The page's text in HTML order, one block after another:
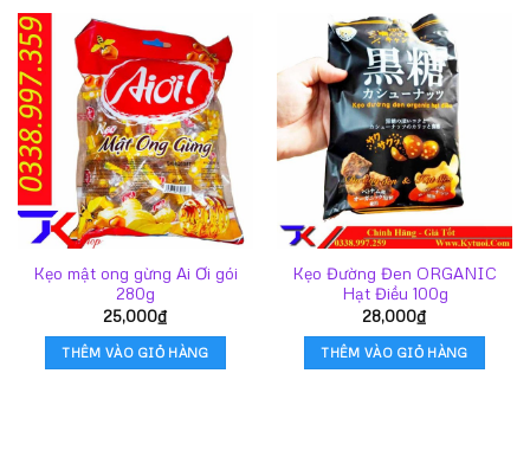
Kẹo mật ong gừng Ai Ơi gói
280g
25,000₫
THÊM VÀO GIỎ HÀNG
Kẹo Đường Đen ORGANIC
Hạt Điều 100g
28,000₫
THÊM VÀO GIỎ HÀNG